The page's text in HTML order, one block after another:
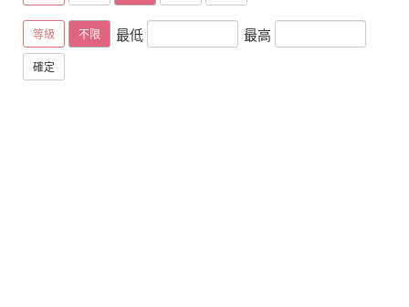
等級 不限 最低 最高
確定